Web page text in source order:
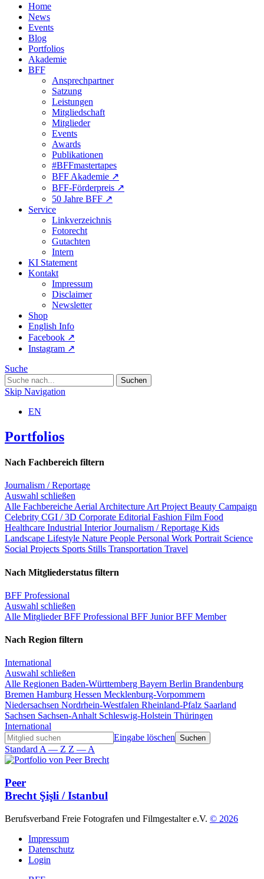
Home
News
Events
Blog
Portfolios
Akademie
BFF
Ansprechpartner
Satzung
Leistungen
Mitgliedschaft
Mitglieder
Events
Awards
Publikationen
#BFFmastertapes
BFF Akademie ↗︎
BFF-Förderpreis ↗︎
50 Jahre BFF ↗︎
Service
Linkverzeichnis
Fotorecht
Gutachten
Intern
KI Statement
Kontakt
Impressum
Disclaimer
Newsletter
Shop
English Info
Facebook ↗︎
Instagram ↗︎
Suche
Skip Navigation
EN
Portfolios
Nach Fachbereich filtern
Journalism / Reportage
Auswahl schließen
Alle Fachbereiche Aerial Architecture Art Project Beauty Campaign
Celebrity CGI / 3D Corporate Editorial Fashion Film Food
Healthcare Industrial InteriorJournalism / Reportage Kids
Landscape Lifestyle Nature People Personal Work Portrait Science
Social Projects Sports Stills Transportation Travel
Nach Mitgliederstatus filtern
BFF Professional
Auswahl schließen
Alle MitgliederBFF Professional BFF JuniorBFF Member
Nach Region filtern
International
Auswahl schließen
Alle Regionen Baden-Württemberg Bayern Berlin Brandenburg
Bremen Hamburg Hessen Mecklenburg-Vorpommern
Niedersachsen Nordrhein-Westfalen Rheinland-Pfalz Saarland
Sachsen Sachsen-Anhalt Schleswig-Holstein Thüringen
International
Eingabe löschen
Standard A — Z Z — A
Peer
Brecht Şişli / Istanbul
Berufsverband Freie Fotografen und Filmgestalter e.V. © 2026
Impressum
Datenschutz
Login